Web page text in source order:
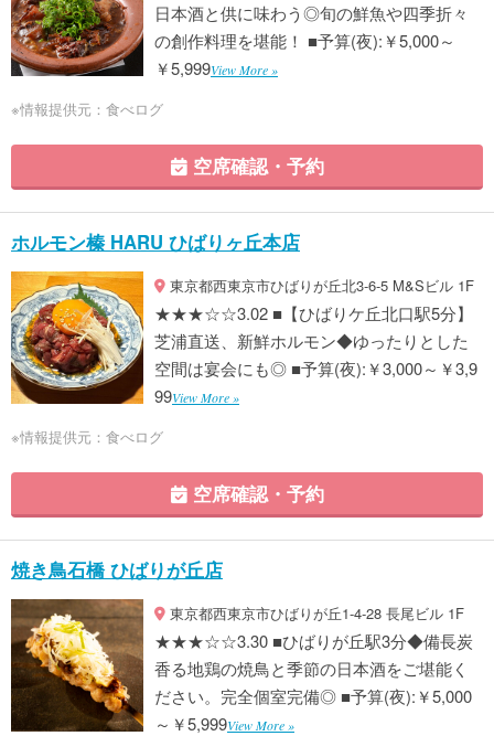
日本酒と供に味わう◎旬の鮮魚や四季折々
の創作料理を堪能！ ■予算(夜):￥5,000～
￥5,999View More »
※情報提供元：食べログ
空席確認・予約
ホルモン榛 HARU ひばりヶ丘本店
東京都西東京市ひばりが丘北3-6-5 M&Sビル 1F
★★★☆☆3.02 ■【ひばりケ丘北口駅5分】
芝浦直送、新鮮ホルモン◆ゆったりとした
空間は宴会にも◎ ■予算(夜):￥3,000～￥3,9
99View More »
※情報提供元：食べログ
空席確認・予約
焼き鳥石橋 ひばりが丘店
東京都西東京市ひばりが丘1‐4‐28 長尾ビル 1F
★★★☆☆3.30 ■ひばりが丘駅3分◆備長炭
香る地鶏の焼鳥と季節の日本酒をご堪能く
ださい。完全個室完備◎ ■予算(夜):￥5,000
～￥5,999View More »